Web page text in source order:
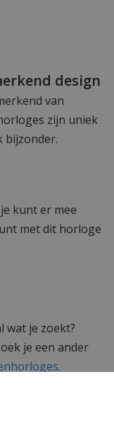
design
van
zijn uniek
bijzonder.
kunt er mee
met dit horloge
wat je zoekt?
je een ander
.